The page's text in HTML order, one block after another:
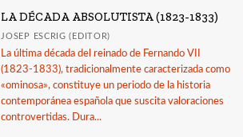
LA DÉCADA ABSOLUTISTA (1823-1833)
JOSEP ESCRIG (EDITOR)
La última década del reinado de Fernando VII
(1823-1833), tradicionalmente caracterizada como
«ominosa», constituye un periodo de la historia
contemporánea española que suscita valoraciones
controvertidas. Dura...